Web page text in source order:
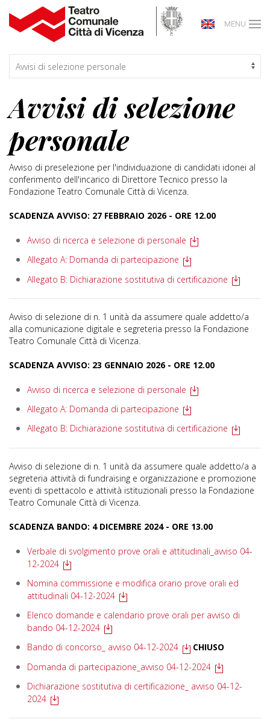
MENU
Avvisi di selezione
personale
Avviso di preselezione per l'individuazione di candidati idonei al
conferimento dell'incarico di Direttore Tecnico presso la
Fondazione Teatro Comunale Città di Vicenza.
SCADENZA AVVISO: 27 FEBBRAIO 2026 - ORE 12.00
Avviso di ricerca e selezione di personale
Allegato A: Domanda di partecipazione
Allegato B: Dichiarazione sostitutiva di certificazione
Avviso di selezione di n. 1 unità da assumere quale addetto/a
alla comunicazione digitale e segreteria presso la Fondazione
Teatro Comunale Città di Vicenza.
SCADENZA AVVISO: 23 GENNAIO 2026 - ORE 12.00
Avviso di ricerca e selezione di personale
Allegato A: Domanda di partecipazione
Allegato B: Dichiarazione sostitutiva di certificazione
Avviso di selezione di n. 1 unità da assumere quale addetto/a a
segreteria attività di fundraising e organizzazione e promozione
eventi di spettacolo e attività istituzionali presso la Fondazione
Teatro Comunale Città di Vicenza.
SCADENZA BANDO: 4 DICEMBRE 2024 - ORE 13.00
Verbale di svolgimento prove orali e attitudinali_avviso 04-
12-2024
Nomina commissione e modifica orario prove orali ed
attitudinali 04-12-2024
Elenco domande e calendario prove orali per avviso di
bando 04-12-2024
Bando di concorso_ avviso 04-12-2024
CHIUSO
Domanda di partecipazione_avviso 04-12-2024
Dichiarazione sostitutiva di certificazione_ avviso 04-12-
2024